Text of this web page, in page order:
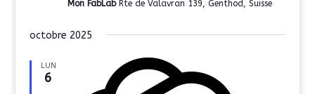
Mon FabLab Rte de Valavran 139, Genthod, Suisse
octobre 2025
LUN
6